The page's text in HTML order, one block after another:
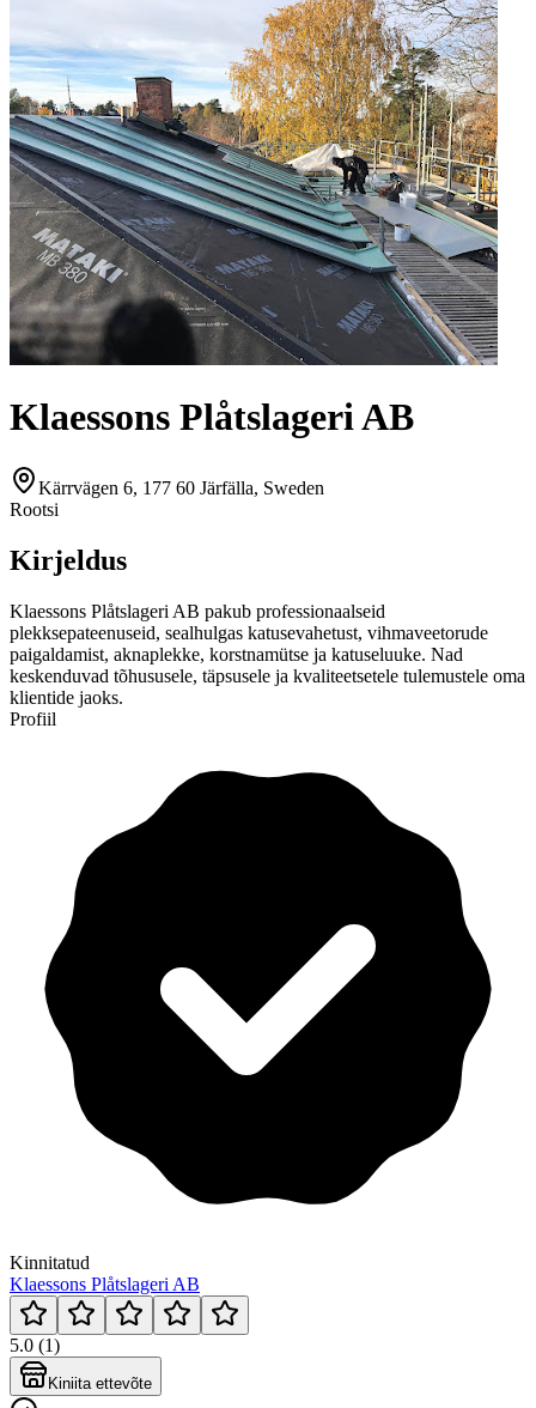
Klaessons Plåtslageri AB
Kärrvägen 6, 177 60 Järfälla, Sweden
Rootsi
Kirjeldus
Klaessons Plåtslageri AB pakub professionaalseid
plekksepateenuseid, sealhulgas katusevahetust, vihmaveetorude
paigaldamist, aknaplekke, korstnamütse ja katuseluuke. Nad
keskenduvad tõhususele, täpsusele ja kvaliteetsetele tulemustele oma
klientide jaoks.
Profiil
Kinnitatud
Klaessons Plåtslageri AB
5.0 (1)
Kiniita ettevõte